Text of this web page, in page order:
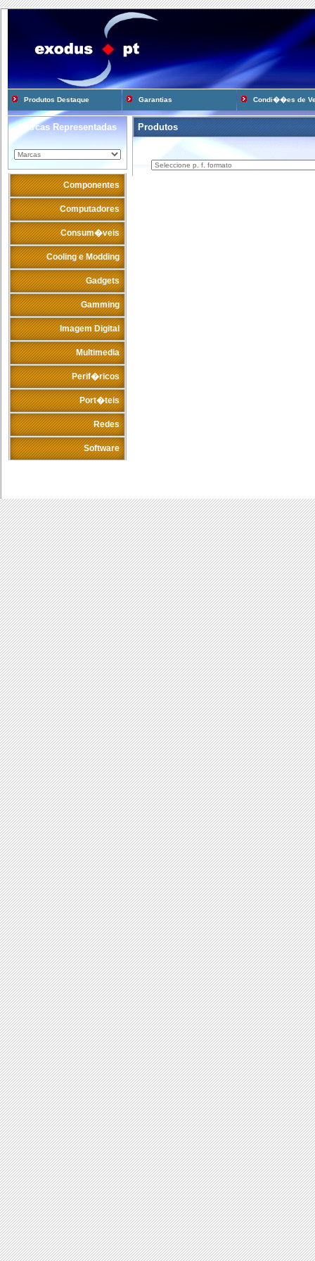
Produtos Destaque Garantias Condi��es de
Marcas Representadas
Componentes
Computadores
Consum�veis
Cooling e Modding
Gadgets
Gamming
Imagem Digital
Multimedia
Perif�ricos
Port�teis
Redes
Software
Produtos